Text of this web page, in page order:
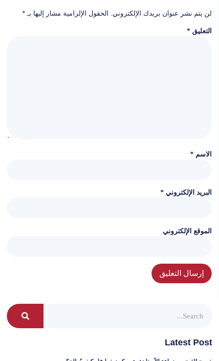
لن يتم نشر عنوان بريدك الإلكتروني. الحقول الإلزامية مشار إليها بـ *
التعليق *
الاسم *
البريد الإلكتروني *
الموقع الإلكتروني
Latest Post